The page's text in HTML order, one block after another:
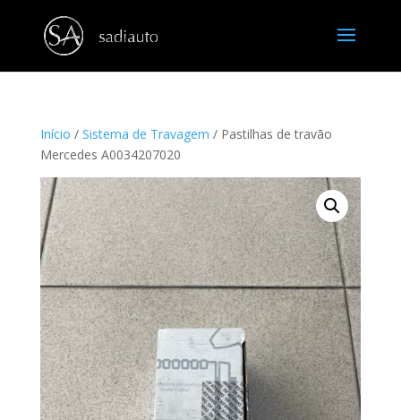
Início / Sistema de Travagem / Pastilhas de travão
Mercedes A0034207020